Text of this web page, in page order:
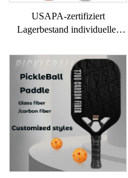
USAPA-zertifiziert
Lagerbestand individuelles
Pickleball-Schläger
Kohlefaseroberfläche T700
Rohkarbonfaser-Pickleball-
Schläger 2024